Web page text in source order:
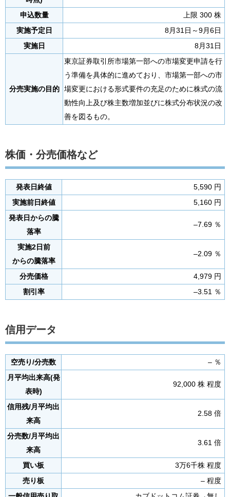
申込数量
上限 300 株
実施予定日
8月31日～9月6日
実施日
8月31日
分売実施の目的
東京証券取引所市場第一部への市場変更申請を行
う準備を具体的に進めており、市場第一部への市
場変更における形式要件の充足のために株式の流
動性向上及び株主数増加並びに株式分布状況の改
善を図るもの。
株価・分売価格など
発表日終値
5,590 円
実施前日終値
5,160 円
発表日からの騰
落率
–7.69 ％
実施2日前
からの騰落率
–2.09 ％
分売価格
4,979 円
割引率
–3.51 ％
信用データ
空売り/分売数
– ％
月平均出来高(発
表時)
92,000 株 程度
信用残/月平均出
来高
2.58 倍
分売数/月平均出
来高
3.61 倍
買い板
3万6千株 程度
売り板
– 程度